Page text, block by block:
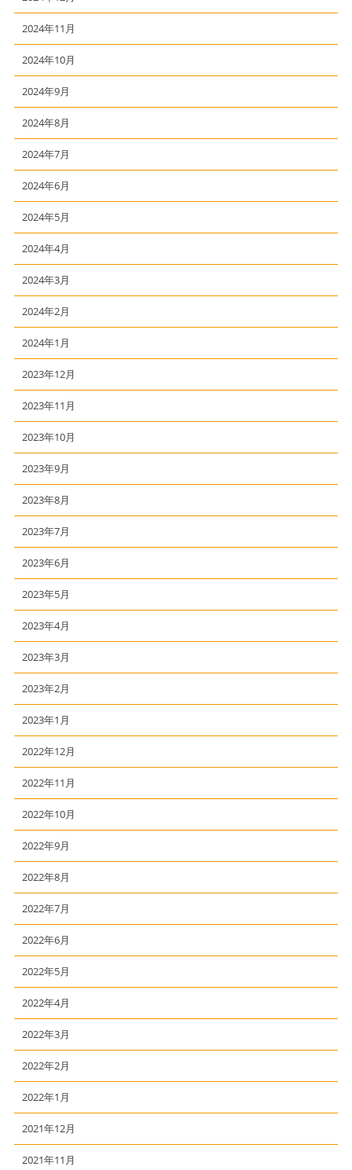
2024年11月
2024年10月
2024年9月
2024年8月
2024年7月
2024年6月
2024年5月
2024年4月
2024年3月
2024年2月
2024年1月
2023年12月
2023年11月
2023年10月
2023年9月
2023年8月
2023年7月
2023年6月
2023年5月
2023年4月
2023年3月
2023年2月
2023年1月
2022年12月
2022年11月
2022年10月
2022年9月
2022年8月
2022年7月
2022年6月
2022年5月
2022年4月
2022年3月
2022年2月
2022年1月
2021年12月
2021年11月